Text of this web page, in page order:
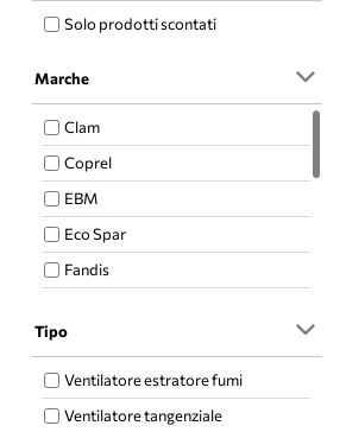
Solo prodotti scontati
Marche
Clam
Coprel
EBM
Eco Spar
Fandis
Fumis
Kenta
LN2 Natalini
Tipo
Ventilatore estratore fumi
Ventilatore tangenziale